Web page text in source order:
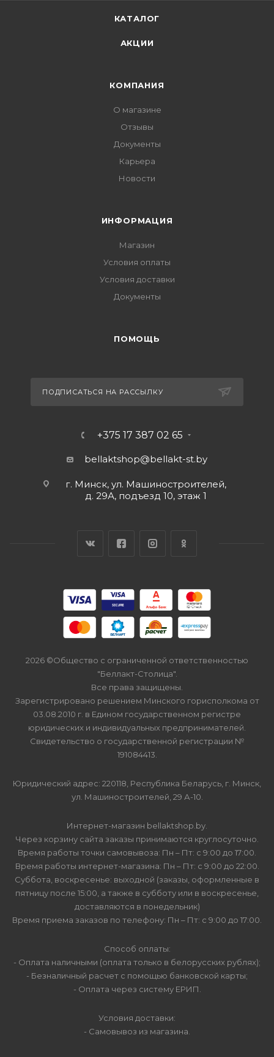
КАТАЛОГ
АКЦИИ
КОМПАНИЯ
О магазине
Отзывы
Документы
Карьера
Новости
ИНФОРМАЦИЯ
Магазин
Условия оплаты
Условия доставки
Документы
ПОМОЩЬ
ПОДПИСАТЬСЯ НА РАССЫЛКУ
+375 17 387 02 65
bellaktshop@bellakt-st.by
г. Минск, ул. Машиностроителей,
д. 29А, подъезд 10, этаж 1
2026 ©Общество с ограниченной ответственностью
"Беллакт-Столица".
Все права защищены.
Зарегистрировано решением Минского горисполкома от
03.08.2010 г. в Едином государственном регистре
юридических и индивидуальных предпринимателей.
Свидетельство о государственной регистрации №
191084413.
Юридический адрес: 220118, Республика Беларусь, г. Минск,
ул. Машиностроителей, 29 А-10.
Интернет-магазин bellaktshop.by.
Через корзину сайта заказы принимаются круглосуточно.
Время работы точки самовывоза: Пн – Пт: с 9:00 до 17:00.
Время работы интернет-магазина: Пн – Пт: с 9:00 до 22:00.
Суббота, воскресенье: выходной (заказы, оформленные в
пятницу после 15:00, а также в субботу или в воскресенье,
доставляются в понедельник)
Время приема заказов по телефону: Пн – Пт: с 9:00 до 17:00.
Способ оплаты:
- Оплата наличными (оплата только в белорусских рублях);
- Безналичный расчет с помощью банковской карты;
- Оплата через систему ЕРИП.
Условия доставки:
- Самовывоз из магазина.